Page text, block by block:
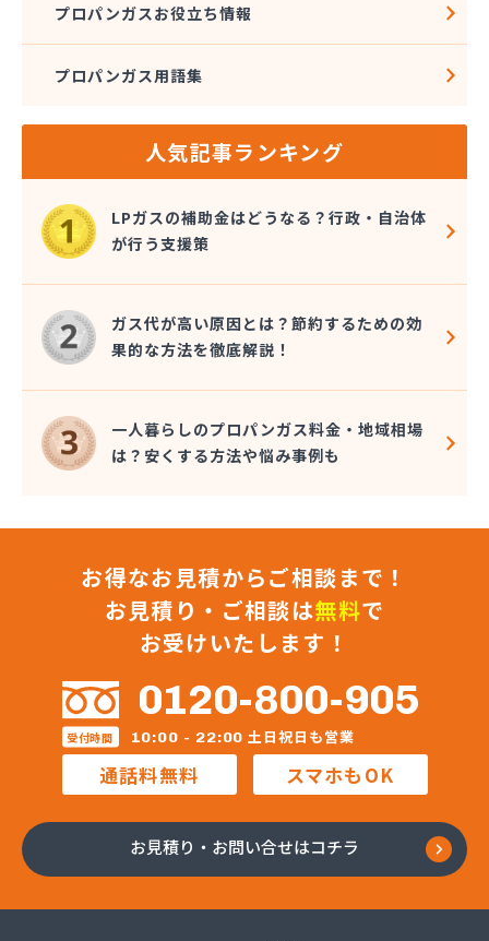
上田広域LPガス協同組合
城南高沢ガス株式会社
信濃ガス協同組合
神津燃料
斉藤商店
千曲通商株式会社
早武商店
大島屋酒店
大澤燃料店
竹内六男
中央石油株式会社本社
中央物産株式会社
中山通商有限会社
中信LPガス事業協同組合
中沢商店
朝日オーム株式会社
長野プロパンガス株式会社 上田支店
長野プロパンガス株式会社 長野営業所
長野都市ガスエネパート日本ガス工事株式会社
長野日石ガス株式会社 佐久営業所
長野日通プロパン販売有限会社
鳥居プロパン
蔦屋山本商店
田中プロパン
田邊エネソシア株式会社 長野営業所
東石油有限会社
日石ガス株式会社長野営業所
プロパンガスお役立ち情報
プロパンガス用語集
人気記事ランキング
LPガスの補助金はどうなる？行政・自治体
が行う支援策
ガス代が高い原因とは？節約するための効
果的な方法を徹底解説！
一人暮らしのプロパンガス料金・地域相場
は？安くする方法や悩み事例も
お得なお見積からご相談まで！
お見積り・ご相談は無料で
お受けいたします！
0120-800-905
受付時間 10:00 - 22:00 土日祝日も営業
通話料無料 スマホもOK
お見積り・お問い合せはコチラ